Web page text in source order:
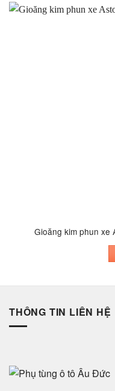
Gioăng kim phun xe
THÔNG TIN LIÊN HỆ